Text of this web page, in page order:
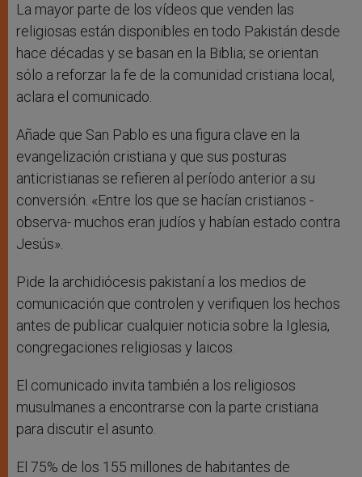
La mayor parte de los vídeos que venden las
religiosas están disponibles en todo Pakistán desde
hace décadas y se basan en la Biblia; se orientan
sólo a reforzar la fe de la comunidad cristiana local,
aclara el comunicado.
Añade que San Pablo es una figura clave en la
evangelización cristiana y que sus posturas
anticristianas se refieren al período anterior a su
conversión. «Entre los que se hacían cristianos -
observa- muchos eran judíos y habían estado contra
Jesús».
Pide la archidiócesis pakistaní a los medios de
comunicación que controlen y verifiquen los hechos
antes de publicar cualquier noticia sobre la Iglesia,
congregaciones religiosas y laicos.
El comunicado invita también a los religiosos
musulmanes a encontrarse con la parte cristiana
para discutir el asunto.
El 75% de los 155 millones de habitantes de